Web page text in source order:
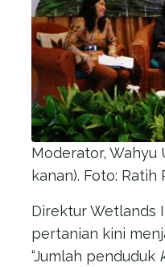
Moderator, Wahyu
kanan). Foto: Ratih
Direktur Wetlands
pertanian kini
“Jumlah penduduk